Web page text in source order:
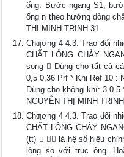
ống: Bước ngang S1,
ống n theo hướng dòng
THỊ MINH TRINH 31
Chƣơng 4 4.3. Trao đổi
CHẤT LỎNG CHẢY
song  Dùng cho tất cả
0,5 0,36 Prf * Khi Ref 10 :
Dùng cho không khí: 3
NGUYỄN THỊ MINH
Chƣơng 4 4.3. Trao đổi
CHẤT LỎNG CHẢY
(tt)   là hệ số hiệu
lỏng so với trục ống.